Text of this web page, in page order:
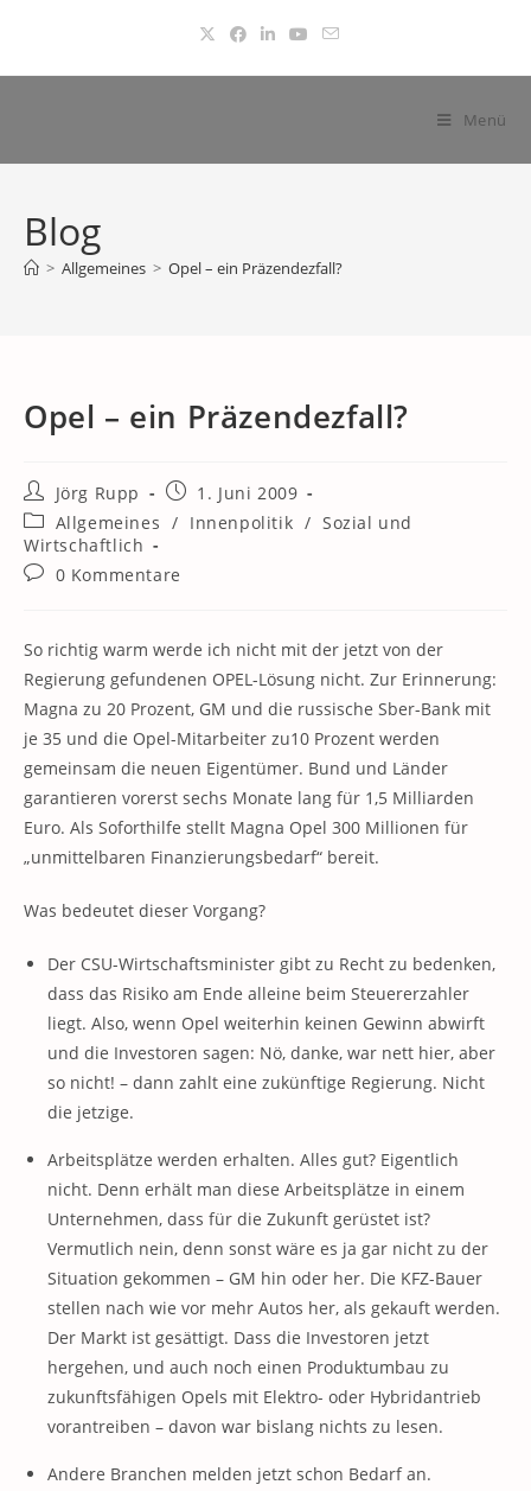
springen
Menü
Blog
> Allgemeines > Opel – ein Präzendezfall?
Opel – ein Präzendezfall?
Beitrags-
Autor:
Jörg Rupp
Beitrag
veröffentlicht:
1. Juni 2009
Beitrags-
Kategorie:
Allgemeines / Innenpolitik / Sozial und
Wirtschaftlich
Beitrags-
0 Kommentare
So richtig warm werde ich nicht mit der jetzt von der
Regierung gefundenen OPEL-Lösung nicht. Zur Erinnerung:
Magna zu 20 Prozent, GM und die russische Sber-Bank mit
je 35 und die Opel-Mitarbeiter zu10 Prozent werden
gemeinsam die neuen Eigentümer. Bund und Länder
garantieren vorerst sechs Monate lang für 1,5 Milliarden
Euro. Als Soforthilfe stellt Magna Opel 300 Millionen für
„unmittelbaren Finanzierungsbedarf“ bereit.
Was bedeutet dieser Vorgang?
Der CSU-Wirtschaftsminister gibt zu Recht zu bedenken,
dass das Risiko am Ende alleine beim Steuererzahler
liegt. Also, wenn Opel weiterhin keinen Gewinn abwirft
und die Investoren sagen: Nö, danke, war nett hier, aber
so nicht! – dann zahlt eine zukünftige Regierung. Nicht
die jetzige.
Arbeitsplätze werden erhalten. Alles gut? Eigentlich
nicht. Denn erhält man diese Arbeitsplätze in einem
Unternehmen, dass für die Zukunft gerüstet ist?
Vermutlich nein, denn sonst wäre es ja gar nicht zu der
Situation gekommen – GM hin oder her. Die KFZ-Bauer
stellen nach wie vor mehr Autos her, als gekauft werden.
Der Markt ist gesättigt. Dass die Investoren jetzt
hergehen, und auch noch einen Produktumbau zu
zukunftsfähigen Opels mit Elektro- oder Hybridantrieb
vorantreiben – davon war bislang nichts zu lesen.
Andere Branchen melden jetzt schon Bedarf an.